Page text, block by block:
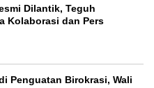
Dilantik, Teguh
Kolaborasi dan Pers
Penguatan Birokrasi, Wali